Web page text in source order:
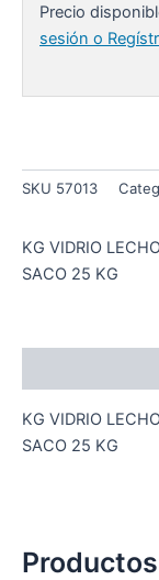
Precio
sesión o
SKU 57013
KG VIDRIO
SACO 25 KG
KG VIDRIO
SACO 25 KG